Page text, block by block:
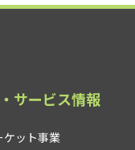
サービス情報
ケット事業